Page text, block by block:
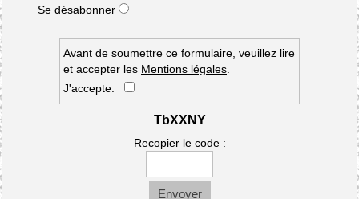
Se désabonner
Avant de soumettre ce formulaire, veuillez lire
et accepter les Mentions légales
J'accepte:
TbXXNY
Recopier le code :
Envoyer